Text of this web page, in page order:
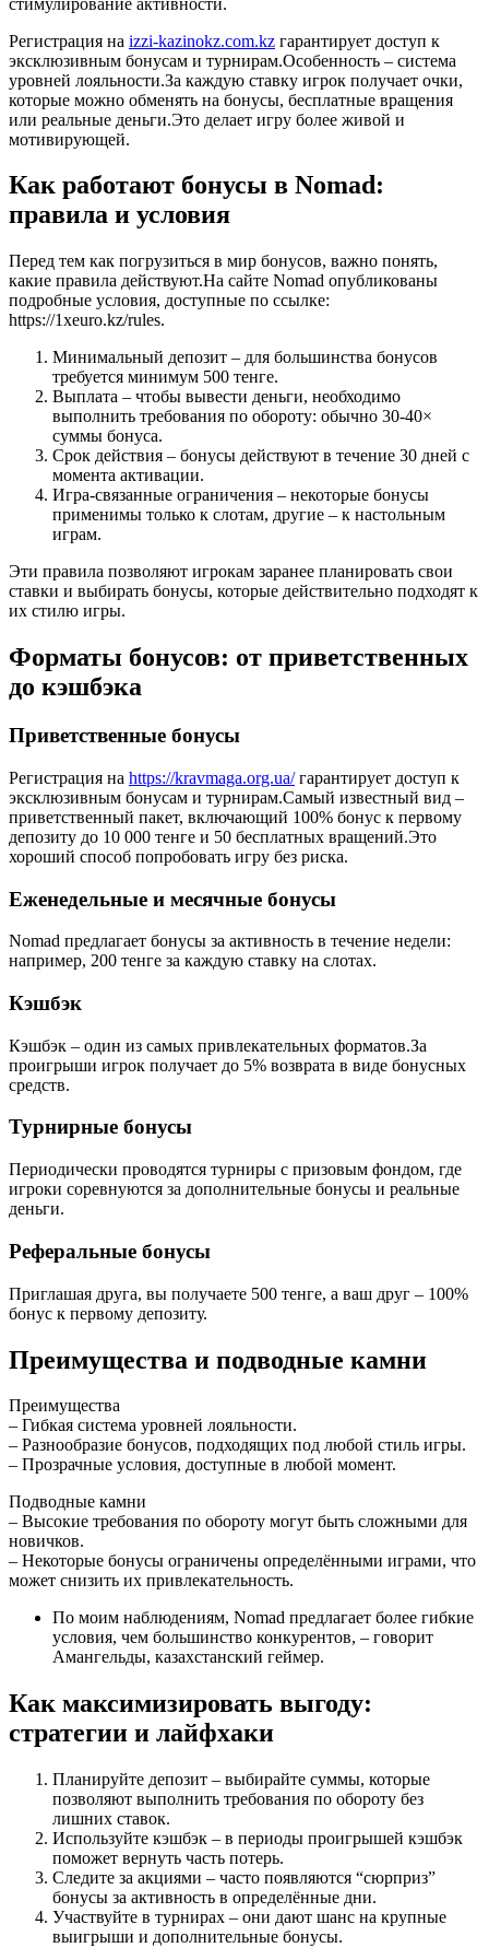
Регистрация на izzi-kazinokz.com.kz гарантирует доступ к
эксклюзивным бонусам и турнирам.Особенность – система
уровней лояльности.За каждую ставку игрок получает очки,
которые можно обменять на бонусы, бесплатные вращения
или реальные деньги.Это делает игру более живой и
мотивирующей.
Как работают бонусы в Nomad:
правила и условия
Перед тем как погрузиться в мир бонусов, важно понять,
какие правила действуют.На сайте Nomad опубликованы
подробные условия, доступные по ссылке:
https://1xeuro.kz/rules.
Минимальный депозит – для большинства бонусов
требуется минимум 500 тенге.
Выплата – чтобы вывести деньги, необходимо
выполнить требования по обороту: обычно 30-40×
суммы бонуса.
Срок действия – бонусы действуют в течение 30 дней с
момента активации.
Игра‑связанные ограничения – некоторые бонусы
применимы только к слотам, другие – к настольным
играм.
Эти правила позволяют игрокам заранее планировать свои
ставки и выбирать бонусы, которые действительно подходят к
их стилю игры.
Форматы бонусов: от приветственных
до кэшбэка
Приветственные бонусы
Регистрация на https://kravmaga.org.ua/гарантирует доступ к
эксклюзивным бонусам и турнирам.Самый известный вид –
приветственный пакет, включающий 100% бонус к первому
депозиту до 10 000 тенге и 50 бесплатных вращений.Это
хороший способ попробовать игру без риска.
Еженедельные и месячные бонусы
Nomad предлагает бонусы за активность в течение недели:
например, 200 тенге за каждую ставку на слотах.
Кэшбэк
Кэшбэк – один из самых привлекательных форматов.За
проигрыши игрок получает до 5% возврата в виде бонусных
средств.
Турнирные бонусы
Периодически проводятся турниры с призовым фондом, где
игроки соревнуются за дополнительные бонусы и реальные
деньги.
Реферальные бонусы
Приглашая друга, вы получаете 500 тенге, а ваш друг – 100%
бонус к первому депозиту.
Преимущества и подводные камни
Преимущества
– Гибкая система уровней лояльности.
– Разнообразие бонусов, подходящих под любой стиль игры.
– Прозрачные условия, доступные в любой момент.
Подводные камни
– Высокие требования по обороту могут быть сложными для
новичков.
– Некоторые бонусы ограничены определёнными играми, что
может снизить их привлекательность.
По моим наблюдениям, Nomad предлагает более гибкие
условия, чем большинство конкурентов, – говорит
Амангельды, казахстанский геймер.
Как максимизировать выгоду:
стратегии и лайфхаки
Планируйте депозит – выбирайте суммы, которые
позволяют выполнить требования по обороту без
лишних ставок.
Используйте кэшбэк – в периоды проигрышей кэшбэк
поможет вернуть часть потерь.
Следите за акциями – часто появляются “сюрприз”
бонусы за активность в определённые дни.
Участвуйте в турнирах – они дают шанс на крупные
выигрыши и дополнительные бонусы.